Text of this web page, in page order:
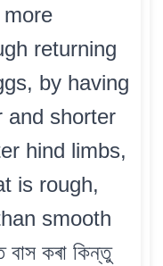
returning
by having
and shorter
hind limbs,
is rough,
smooth
কৰা কিন্তু